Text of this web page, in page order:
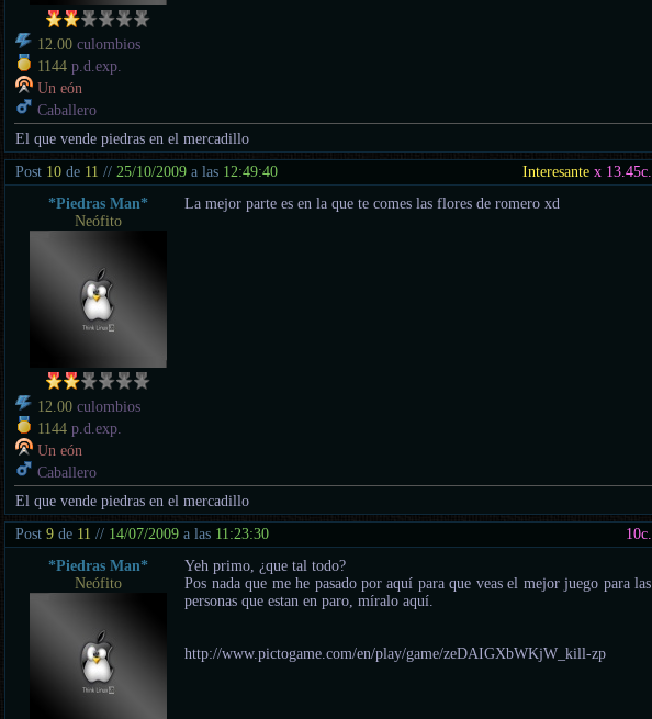
12.00 culombios
1144 p.d.exp.
Un eón
Caballero
El que vende piedras en el mercadillo
Post 10 de 11 // 25/10/2009 a las 12:49:40 Interesante x 13.45c.
*Piedras Man*
Neófito
12.00 culombios
1144 p.d.exp.
Un eón
Caballero
La mejor parte es en la que te comes las flores de romero xd
El que vende piedras en el mercadillo
Post9 de 11 // 14/07/2009 a las 11:23:30 10c.
*Piedras Man*
Neófito
Yeh primo, ¿que tal todo?
Pos nada que me he pasado por aquí para que veas el mejor juego para las
personas que estan en paro, míralo aquí.
http://www.pictogame.com/en/play/game/zeDAIGXbWKjW_kill-zp